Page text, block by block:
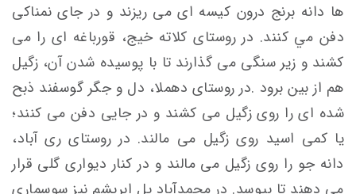
ها دانه برنج درون كيسه ای می ريزند و در جای نمناكی
دفن مي كنند. در روستای كلاته خيج، قورباغه ای را می
کشند و زير سنگی می گذارند تا با پوسيده شدن آن، زگيل
هم از بين برود .در روستای دهملا، دل و جگر گوسفند ذبح
شده ای را روی زگيل می كشند و در جايی دفن می كنند؛
یا كمی اسيد روی زگيل می مالند. در روستای ری آباد،
دانه جو را روی زگيل می مالند و در كنار ديواری گلی قرار
می دهند تا بپوسد. در محمدآباد پل ابريشم نیز سوسماری